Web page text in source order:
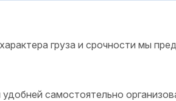
груза и срочности мы
самостоятельно